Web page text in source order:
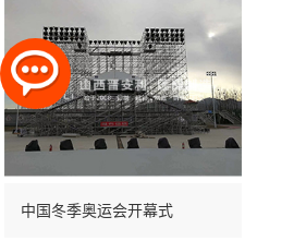
中国冬季奥运会开幕式